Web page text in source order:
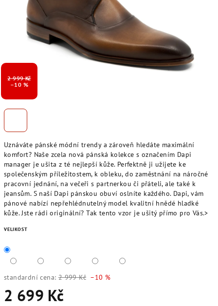
Uznáváte pánské módní trendy a zároveň hledáte maximální
komfort? Naše zcela nová pánská kolekce s označením Dapi
manager je ušita z té nejlepší kůže. Perfektně ji užijete ke
společenským příležitostem, k obleku, do zaměstnání na náročné
pracovní jednání, na večeři s partnerkou či přáteli, ale také k
jeansům. S naší Dapi pánskou obuví oslníte každého. Dapi, vám
pánové nabízí nepřehlédnutelný model kvalitní hnědé hladké
kůže. Jste rádi originální? Tak tento vzor je ušitý přímo pro Vás.>
VELIKOST
standardní cena: 2 999 Kč –10 %
2 699 Kč
2 999 Kč
–10 %